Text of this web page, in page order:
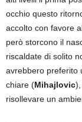
occhio questo
accolto con favore
però storcono il
riscaldate di solito
avrebbero preferito
chiare (Mihajlovic
risollevare un